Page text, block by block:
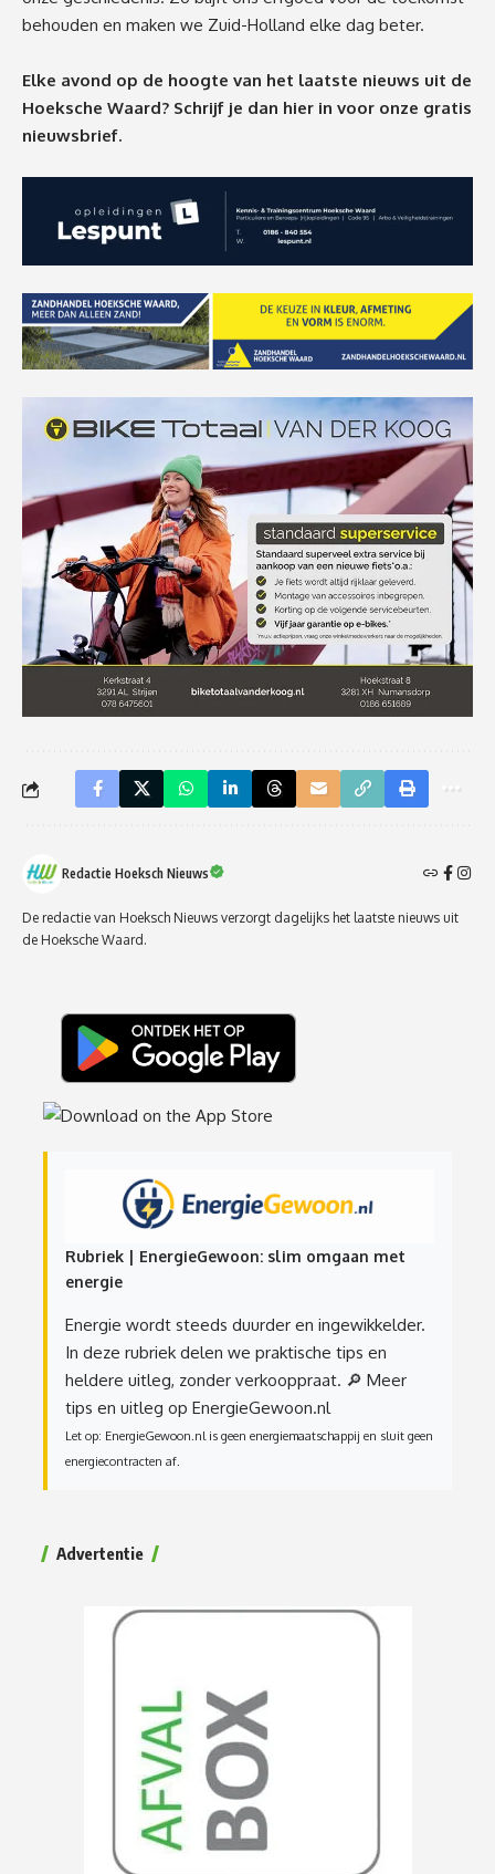
behouden en maken we Zuid-Holland elke dag beter.
Elke avond op de hoogte van het laatste nieuws uit de
Hoeksche Waard? Schrijf je dan hier in voor onze gratis
nieuwsbrief.
Redactie Hoeksch Nieuws
De redactie van Hoeksch Nieuws verzorgt dagelijks het laatste nieuws uit
de Hoeksche Waard.
Rubriek | EnergieGewoon: slim omgaan met
energie
Energie wordt steeds duurder en ingewikkelder.
In deze rubriek delen we praktische tips en
heldere uitleg, zonder verkooppraat. 🔎 Meer
tips en uitleg op EnergieGewoon.nl
Let op: EnergieGewoon.nl is geen energiemaatschappij en sluit geen
energiecontracten af.
Advertentie